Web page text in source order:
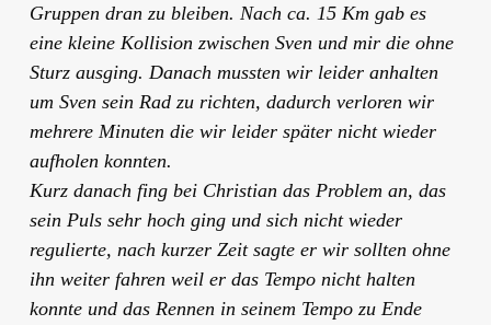
Gruppen dran zu bleiben. Nach ca. 15 Km gab es
eine kleine Kollision zwischen Sven und mir die ohne
Sturz ausging. Danach mussten wir leider anhalten
um Sven sein Rad zu richten, dadurch verloren wir
mehrere Minuten die wir leider später nicht wieder
aufholen konnten.
Kurz danach fing bei Christian das Problem an, das
sein Puls sehr hoch ging und sich nicht wieder
regulierte, nach kurzer Zeit sagte er wir sollten ohne
ihn weiter fahren weil er das Tempo nicht halten
konnte und das Rennen in seinem Tempo zu Ende